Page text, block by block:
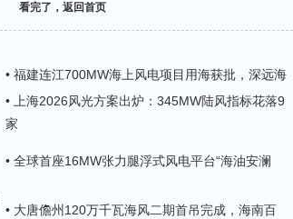
看完了，返回首页
• 福建连江700MW海上风电项目用海获批，深远海
• 上海2026风光方案出炉：345MW陆风指标花落9
家
• 全球首座16MW张力腿浮式风电平台“海油安澜
• 大唐儋州120万千瓦海风二期首吊完成，海南百